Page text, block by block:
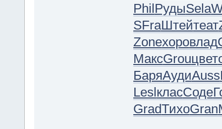
PhilРудыSela
SFraШтейтеат
Zoneхоровлад
МаксGrouцвет
БаряАудиAuss
LeslкласСоде
GradТихоGran